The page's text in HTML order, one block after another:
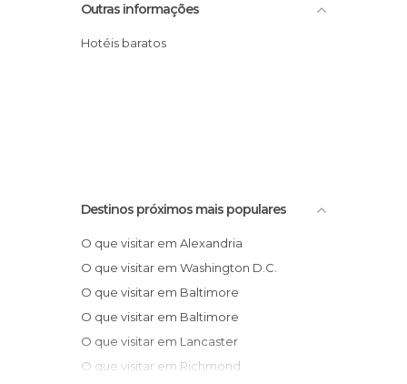
Outras informações
Hotéis baratos
Destinos próximos mais populares
O que visitar em Alexandria
O que visitar em Washington D.C.
O que visitar em Baltimore
O que visitar em Baltimore
O que visitar em Lancaster
O que visitar em Richmond